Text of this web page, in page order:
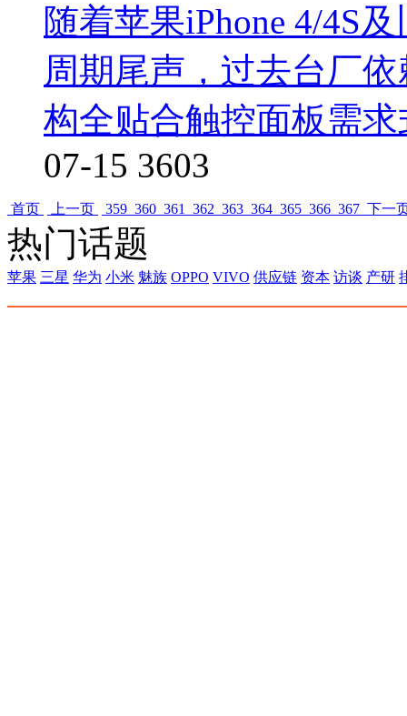
随着苹果iPhone 4/4S
周期尾声，过去台厂
构全贴合触控面板需
07-15 3603
首页 上一页 359 360 361 362 363 364 365 366 367 下一
热门话题
苹果 三星 华为 小米 魅族 OPPO VIVO 供应链 资本 访谈 产研